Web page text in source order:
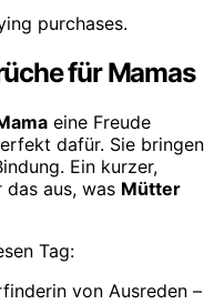
purchases.
für Mamas
eine Freude
dafür. Sie bringen
Ein kurzer,
aus, was Mütter
Tag:
von Ausreden –